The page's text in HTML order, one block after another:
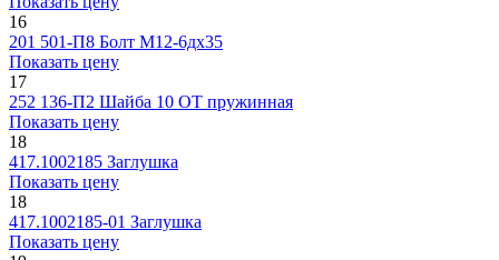
16
201 501-П8 Болт М12-6дх35
Показать цену
17
252 136-П2 Шайба 10 ОТ пружинная
Показать цену
18
417.1002185 Заглушка
Показать цену
18
417.1002185-01 Заглушка
Показать цену